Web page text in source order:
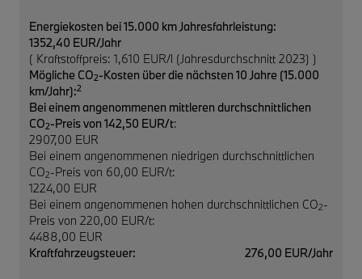
Energiekosten bei 15.000 km Jahresfahrleistung:
1352,40 EUR/Jahr
( Kraftstoffpreis: 1,610 EUR/l (Jahresdurchschnitt 2023) )
Mögliche CO2-Kosten über die nächsten 10 Jahre (15.000
km/Jahr):2
Bei einem angenommenen mittleren durchschnittlichen
CO2-Preis von 142,50 EUR/t:
2907,00 EUR
Bei einem angenommenen niedrigen durchschnittlichen
CO2-Preis von 60,00 EUR/t:
1224,00 EUR
Bei einem angenommenen hohen durchschnittlichen CO2-
Preis von 220,00 EUR/t:
4488,00 EUR
Kraftfahrzeugsteuer:
276,00 EUR/Jahr